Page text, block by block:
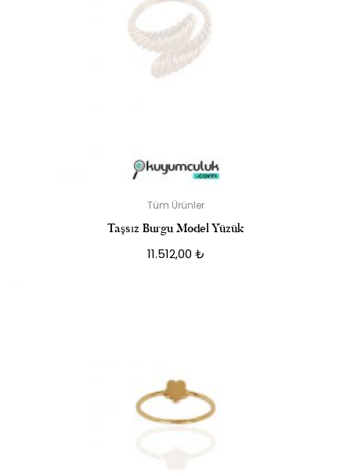
Tüm Ürünler
Taşsız Burgu Model Yüzük
11.512,00 ₺